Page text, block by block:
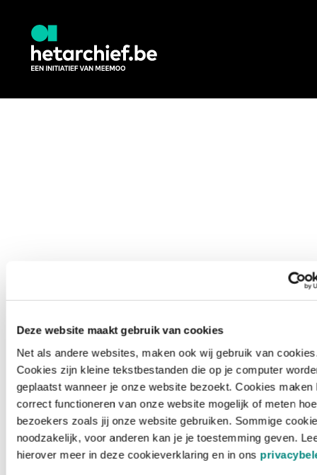
Deze website maakt gebruik van cookies
Net als andere websites, maken ook wij gebruik van
Cookies zijn kleine tekstbestanden die op je computer
geplaatst wanneer je onze website bezoekt. Cookies maken
correct functioneren van onze website mogelijk of meten hoe
bezoekers zoals jij onze website gebruiken. Sommige
noodzakelijk, voor anderen kan je je toestemming geven.
hierover meer in deze cookieverklaring en in ons